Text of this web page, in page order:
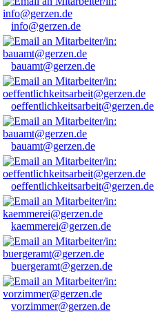
info@gerzen.de
bauamt@gerzen.de
oeffentlichkeitsarbeit@gerzen.de
bauamt@gerzen.de
oeffentlichkeitsarbeit@gerzen.de
kaemmerei@gerzen.de
buergeramt@gerzen.de
vorzimmer@gerzen.de